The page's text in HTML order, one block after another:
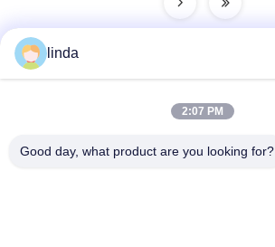
주소
linda
2:07 PM
Good day, what product are you looking for?